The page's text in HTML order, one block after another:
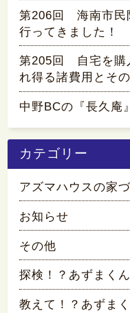
第206回 海南市民
行ってきました！
第205回 自宅を購
れ得る諸費用とそ
中野BCの『長久庵
カテゴリー
アズマハウスの家
お知らせ
その他
探検！？あずまくん
教えて！？あずま